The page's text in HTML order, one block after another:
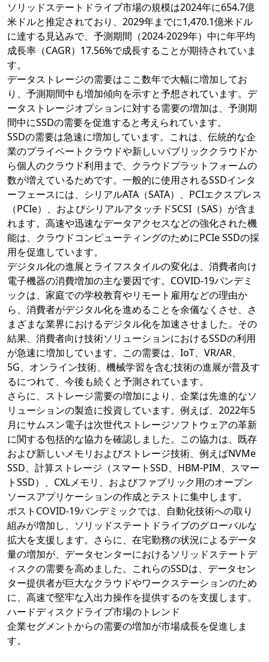
ソリッドステートドライブ市場の規模は2024年に654.7億
米ドルと推定されており、2029年までに1,470.1億米ドル
に達する見込みで、予測期間（2024-2029年）中に年平均
成長率（CAGR）17.56%で成長することが期待されていま
す。
データストレージの需要はここ数年で大幅に増加してお
り、予測期間中も増加傾向を示すと予想されています。デ
ータストレージオプションに対する需要の増加は、予測期
間中にSSDの需要を促進すると考えられています。
SSDの需要は急速に増加しています。これは、伝統的な企
業のプライベートクラウドや新しいパブリッククラウドか
ら個人のクラウド利用まで、クラウドプラットフォームの
数が増えているためです。一般的に使用されるSSDインタ
ーフェースには、シリアルATA（SATA）、PCIエクスプレス
（PCIe）、およびシリアルアタッチドSCSI（SAS）が含ま
れます。高速や迅速なデータアクセスなどの強化された機
能は、クラウドコンピューティングのためにPCIe SSDの採
用を促進しています。
デジタル化の進展とライフスタイルの変化は、消費者向け
電子機器の消費増加の主な要因です。COVID-19パンデミ
ックは、家庭での学校教育やリモート雇用などの理由か
ら、消費者がデジタル化を進めることを余儀なくさせ、さ
まざまな業界におけるデジタル化を加速させました。その
結果、消費者向け技術ソリューションにおけるSSDの利用
が急速に増加しています。この需要は、IoT、VR/AR、
5G、オンライン技術、機械学習を含む技術の進展が普及す
るにつれて、今後も続くと予測されています。
さらに、ストレージ需要の増加により、企業は先進的なソ
リューションの製造に投資しています。例えば、2022年5
月にサムスン電子は次世代ストレージソフトウェアの革新
に関する包括的な協力を確認しました。この協力は、既存
および新しいメモリおよびストレージ技術、例えばNVMe
SSD、計算ストレージ（スマートSSD、HBM-PIM、スマー
トSSD）、CXLメモリ、およびファブリック用のオープン
ソースアプリケーションの作成とテストに集中します。
ポストCOVID-19パンデミックでは、自動化技術への取り
組みが増加し、ソリッドステートドライブのグローバルな
拡大を支援します。さらに、在宅勤務の状況によるデータ
量の増加が、データセンターにおけるソリッドステートデ
ィスクの需要を高めました。これらのSSDは、データセン
ター提供者が巨大なクラウドやワークステーションのため
に、高速で堅牢な入出力操作を提供するのを支援します。
ハードディスクドライブ市場のトレンド
企業セグメントからの需要の増加が市場成長を促進しま
す。